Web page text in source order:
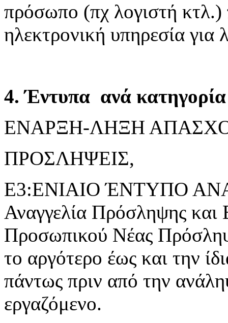
πρόσωπο (πχ λογιστή κτλ.)
ηλεκτρονική υπηρεσία για
4. Έντυπα ανά κατηγορία
ΕΝΑΡΞΗ-ΛΗΞΗ
ΠΡΟΣΛΗΨΕΙΣ,
Ε3:ΕΝΙΑΙΟ ΈΝΤΥΠΟ
Αναγγελία Πρόσληψης
Προσωπικού Νέας
το αργότερο έως και την
πάντως πριν από την
εργαζόμενο.